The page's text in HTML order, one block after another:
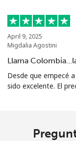
All
country
Norway
Línea fija ⁦1.5¢⁩
April 9, 2025
Migdalia Agostini
Llama
Desde que empecé
sido excelente. El